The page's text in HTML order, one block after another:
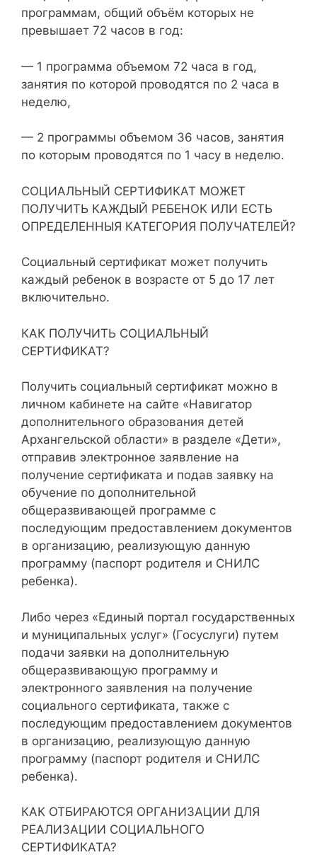
программам, общий объём которых не
превышает 72 часов в год:
— 1 программа объемом 72 часа в год,
занятия по которой проводятся по 2 часа в
неделю,
— 2 программы объемом 36 часов, занятия
по которым проводятся по 1 часу в неделю.
СОЦИАЛЬНЫЙ СЕРТИФИКАТ МОЖЕТ
ПОЛУЧИТЬ КАЖДЫЙ РЕБЕНОК ИЛИ ЕСТЬ
ОПРЕДЕЛЕННЫЯ КАТЕГОРИЯ ПОЛУЧАТЕЛЕЙ?
Социальный сертификат может получить
каждый ребенок в возрасте от 5 до 17 лет
включительно.
КАК ПОЛУЧИТЬ СОЦИАЛЬНЫЙ
СЕРТИФИКАТ?
Получить социальный сертификат можно в
личном кабинете на сайте «Навигатор
дополнительного образования детей
Архангельской области» в разделе «Дети»,
отправив электронное заявление на
получение сертификата и подав заявку на
обучение по дополнительной
общеразвивающей программе с
последующим предоставлением документов
в организацию, реализующую данную
программу (паспорт родителя и СНИЛС
ребенка).
Либо через «Единый портал государственных
и муниципальных услуг» (Госуслуги) путем
подачи заявки на дополнительную
общеразвивающую программу и
электронного заявления на получение
социального сертификата, также с
последующим предоставлением документов
в организацию, реализующую данную
программу (паспорт родителя и СНИЛС
ребенка).
КАК ОТБИРАЮТСЯ ОРГАНИЗАЦИИ ДЛЯ
РЕАЛИЗАЦИИ СОЦИАЛЬНОГО
СЕРТИФИКАТА?